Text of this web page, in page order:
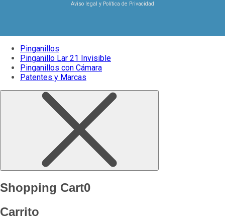
Aviso legal y Política de Privacidad
Pinganillos
Pinganillo Lar 21 Invisible
Pinganillos con Cámara
Patentes y Marcas
Shopping Cart0
Carrito